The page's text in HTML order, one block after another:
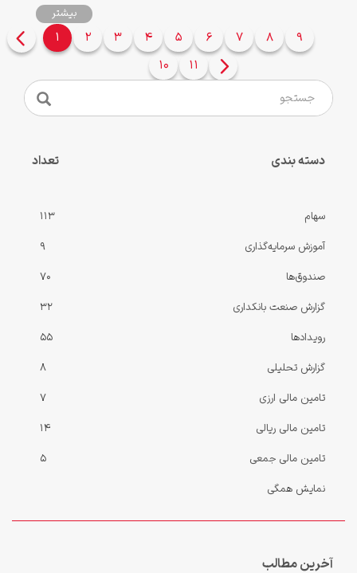
بیشتر
1 2 3 4 5 6 7 8
9
10
11
صفحه
بعدی
دسته بندی تعداد
سهام
113
آموزش سرمایه‌گذاری
9
صندوق‌ها
70
گزارش صنعت بانکداری
32
رویدادها
55
گزارش‌ تحلیلی
8
تامین مالی ارزی
7
تامین مالی ریالی
14
تامین مالی جمعی
5
نمایش همگی
آخرین مطالب